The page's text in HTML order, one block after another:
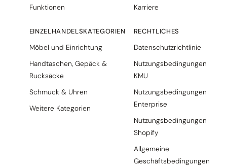
Funktionen
EINZELHANDELSKATEGORIEN
Möbel und Einrichtung
Handtaschen, Gepäck &
Rucksäcke
Schmuck & Uhren
Weitere Kategorien
Karriere
RECHTLICHES
Datenschutzrichtlinie
Nutzungsbedingungen
KMU
Nutzungsbedingungen
Enterprise
Nutzungsbedingungen
Shopify
Allgemeine
Geschäftsbedingungen